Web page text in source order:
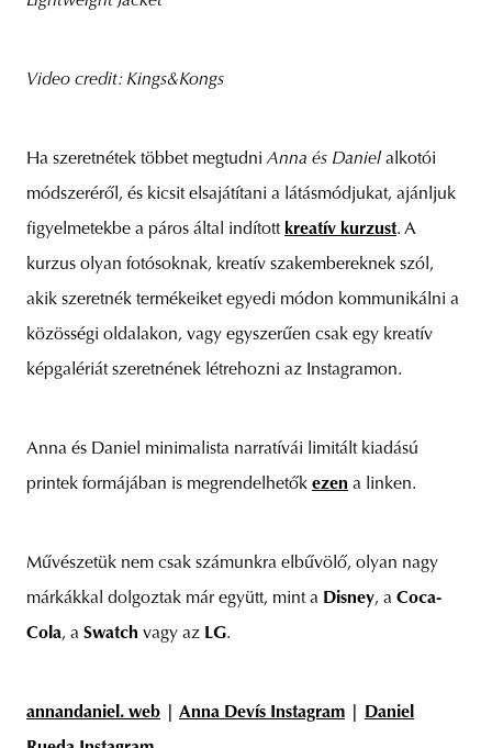
Video credit: Kings&Kongs
Ha szeretnétek többet megtudniAnna és Daniel alkotói
módszeréről, és kicsit elsajátítani a látásmódjukat, ajánljuk
figyelmetekbe a páros által indítottkreatív kurzust. A
kurzus olyan fotósoknak, kreatív szakembereknek szól,
akik szeretnék termékeiket egyedi módon kommunikálni a
közösségi oldalakon, vagy egyszerűen csak egy kreatív
képgalériát szeretnének létrehozni az Instagramon.
Anna és Daniel minimalista narratívái limitált kiadású
printek formájában is megrendelhetők ezen a linken.
Művészetük nem csak számunkra elbűvölő, olyan nagy
márkákkal dolgoztak már együtt, mint a Disney, a Coca-
Cola, a Swatch vagy az LG.
annandaniel. web Anna Devís Instagram
Daniel